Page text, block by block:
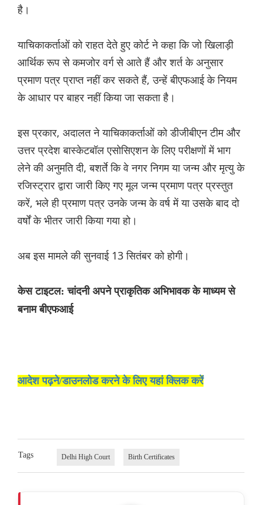
है।
याचिकाकर्ताओं को राहत देते हुए कोर्ट ने कहा कि जो खिलाड़ी
आर्थिक रूप से कमजोर वर्ग से आते हैं और शर्त के अनुसार
प्रमाण पत्र प्राप्त नहीं कर सकते हैं, उन्हें बीएफआई के नियम
के आधार पर बाहर नहीं किया जा सकता है।
इस प्रकार, अदालत ने याचिकाकर्ताओं को डीजीबीएन टीम और
उत्तर प्रदेश बास्केटबॉल एसोसिएशन के लिए परीक्षणों में भाग
लेने की अनुमति दी, बशर्ते कि वे नगर निगम या जन्म और मृत्यु के
रजिस्ट्रार द्वारा जारी किए गए मूल जन्म प्रमाण पत्र प्रस्तुत
करें, भले ही प्रमाण पत्र उनके जन्म के वर्ष में या उसके बाद दो
वर्षों के भीतर जारी किया गया हो।
अब इस मामले की सुनवाई 13 सितंबर को होगी।
केस टाइटल: चांदनी अपने प्राकृतिक अभिभावक के माध्यम से
बनाम बीएफआई
आदेश पढ़ने/डाउनलोड करने के लिए यहां क्लिक करें
Tags Delhi High Court Birth Certificates